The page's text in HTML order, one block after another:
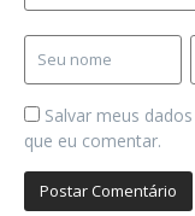
Salvar meus
que eu comentar.